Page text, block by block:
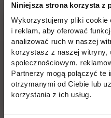
Niniejsza strona korzysta z
Wykorzystujemy pliki cookie
i reklam, aby oferować
analizować ruch w naszej
korzystasz z naszej witryny,
społecznościowym,
Partnerzy mogą połączyć te
otrzymanymi od Ciebie lub
korzystania z ich usług.
Pomiń
stopkę
Informacje w stopce
Edukacja
Licencjackie
Inżynierskie